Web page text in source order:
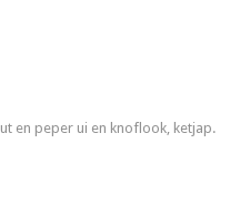
en peper ui en knoflook, ketjap.